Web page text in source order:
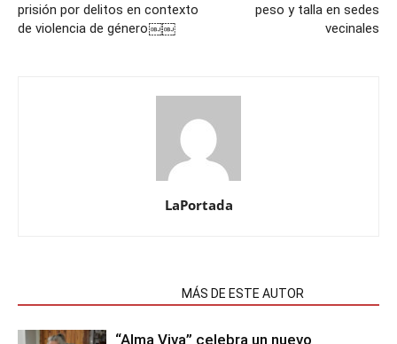
prisión por delitos en contexto
de violencia de género￼￼
peso y talla en sedes
vecinales
LaPortada
MÁS DE ESTE AUTOR
“Alma Viva” celebra un nuevo